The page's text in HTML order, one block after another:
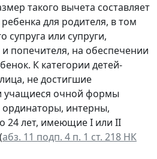
такого вычета составляет
для родителя, в том
супруга или супруги,
попечителя, на обеспечении
К категории детей-
не достигшие
учащиеся очной формы
интерны,
24 лет, имеющие I или II
абз. 11 подп. 4 п. 1 ст. 218 НК